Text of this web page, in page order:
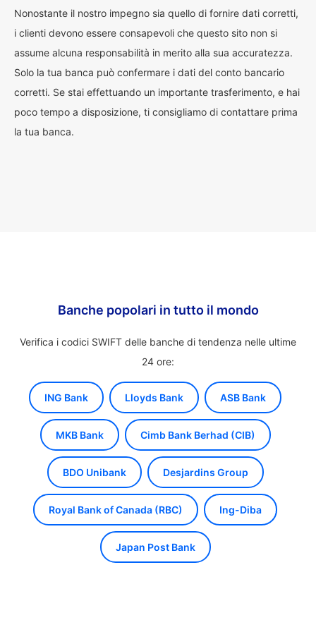
Nonostante il nostro impegno sia quello di fornire dati corretti,
i clienti devono essere consapevoli che questo sito non si
assume alcuna responsabilità in merito alla sua accuratezza.
Solo la tua banca può confermare i dati del conto bancario
corretti. Se stai effettuando un importante trasferimento, e hai
poco tempo a disposizione, ti consigliamo di contattare prima
la tua banca.
Banche popolari in tutto il mondo
Verifica i codici SWIFT delle banche di tendenza nelle ultime
24 ore:
ING Bank Lloyds Bank ASB Bank
MKB Bank Cimb Bank Berhad (CIB)
BDO Unibank Desjardins Group
Royal Bank of Canada (RBC) Ing-Diba
Japan Post Bank